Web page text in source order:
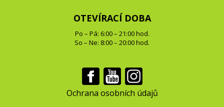
OTEVÍRACÍ DOBA
Po – Pá: 6:00 – 21:00 hod.
So – Ne: 8:00 – 20:00 hod.
Ochrana osobních údajů